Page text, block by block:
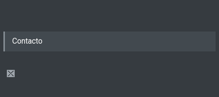
Contacto